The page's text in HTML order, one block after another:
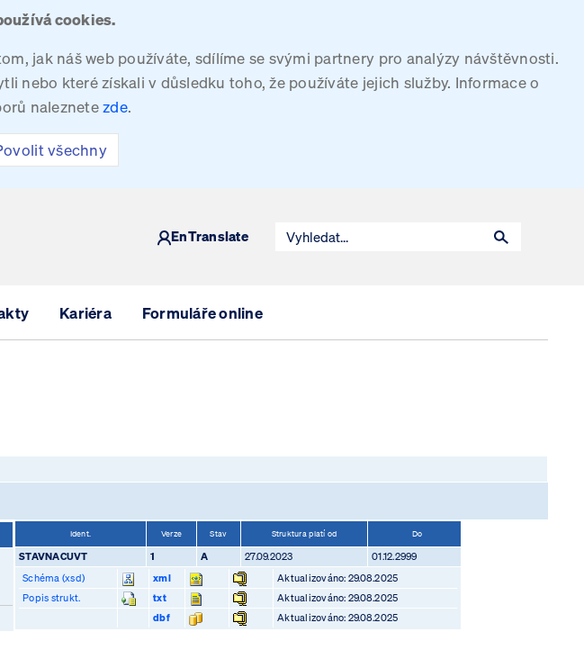
cookies.
jak náš web používáte, sdílíme se svými partnery pro analýzy návštěvnosti.
které získali v důsledku toho, že používáte jejich služby. Informace o
naleznetezde.
všechny
EnTranslate
Kariéra Formuláře online
Ident. Verze Stav Struktura platí od Do
STAVNACUVT 1 A 27.09.2023
01.12.2999
Schéma (xsd)
xml
Aktualizováno: 29.08.2025
Popis strukt.
txt
Aktualizováno: 29.08.2025
dbf
Aktualizováno: 29.08.2025